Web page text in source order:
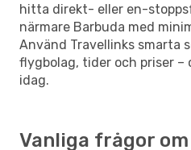
hitta direkt- eller en-
närmare Barbuda med
Använd Travellinks smarta
flygbolag, tider och priser –
idag.
Vanliga frågor